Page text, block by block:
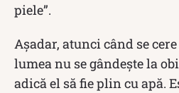
piele”.
Așadar, atunci când se
lumea nu se gândește la
adică el să fie plin cu apă.